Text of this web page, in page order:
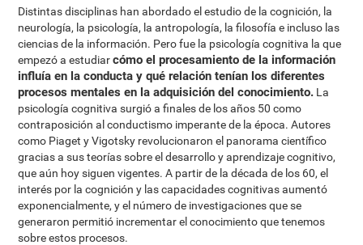
Distintas disciplinas han abordado el estudio de la cognición, la
neurología, la psicología, la antropología, la filosofía e incluso las
ciencias de la información. Pero fue la psicología cognitiva la que
empezó a estudiarcómo el procesamiento de la información
influía en la conducta y qué relación tenían los diferentes
procesos mentales en la adquisición del conocimiento. La
psicología cognitiva surgió a finales de los años 50 como
contraposición al conductismo imperante de la época. Autores
como Piaget y Vigotsky revolucionaron el panorama científico
gracias a sus teorías sobre el desarrollo y aprendizaje cognitivo,
que aún hoy siguen vigentes. A partir de la década de los 60, el
interés por la cognición y las capacidades cognitivas aumentó
exponencialmente, y el número de investigaciones que se
generaron permitió incrementar el conocimiento que tenemos
sobre estos procesos.